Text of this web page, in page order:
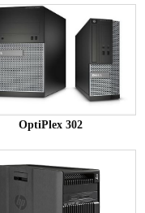
OptiPlex 302